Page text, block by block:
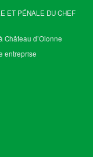
ET PÉNALE DU CHEF
Château d’Olonne
entreprise